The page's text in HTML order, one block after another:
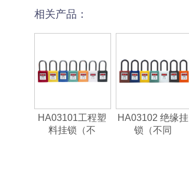
相关产品：
HA03101工程塑
料挂锁（不
HA03102 绝缘挂
锁（不同